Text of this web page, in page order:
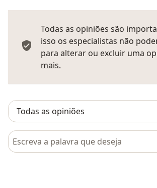
Todas as opiniões são
isso os especialistas não
para alterar ou excluir uma
mais.
Pesquisar em opiniões